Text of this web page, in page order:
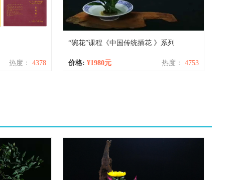
热度： 4378
“碗花”课程《中国传统插花 》系列
价格: ¥1980元 热度： 4753